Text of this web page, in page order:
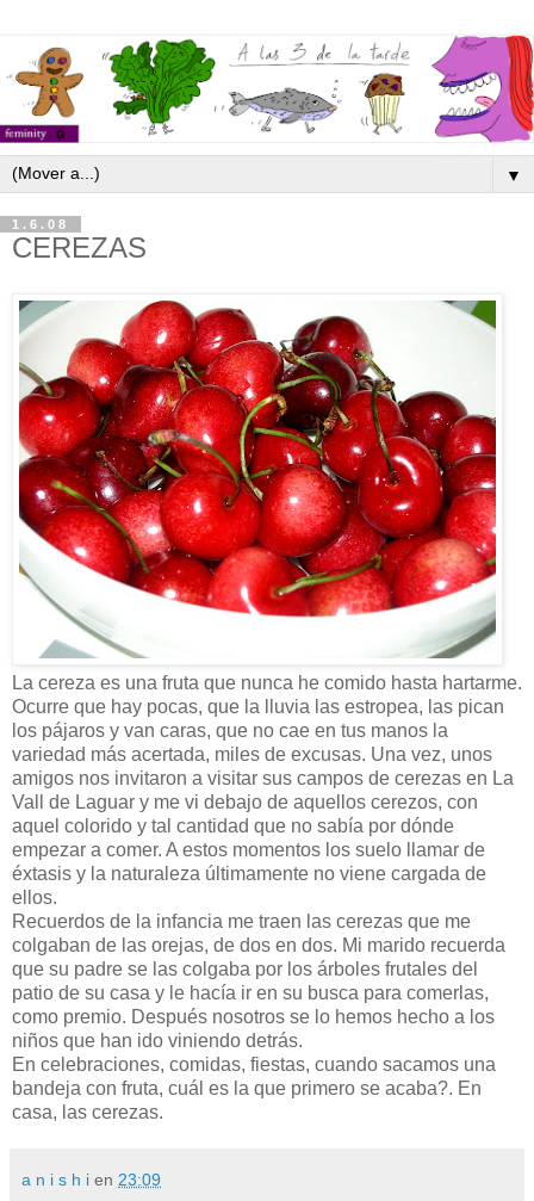
▼
1.6.08
CEREZAS
La cereza es una fruta que nunca he comido hasta hartarme.
Ocurre que hay pocas, que la lluvia las estropea, las pican
los pájaros y van caras, que no cae en tus manos la
variedad más acertada, miles de excusas. Una vez, unos
amigos nos invitaron a visitar sus campos de cerezas en La
Vall de Laguar y me vi debajo de aquellos cerezos, con
aquel colorido y tal cantidad que no sabía por dónde
empezar a comer. A estos momentos los suelo llamar de
éxtasis y la naturaleza últimamente no viene cargada de
ellos.
Recuerdos de la infancia me traen las cerezas que me
colgaban de las orejas, de dos en dos. Mi marido recuerda
que su padre se las colgaba por los árboles frutales del
patio de su casa y le hacía ir en su busca para comerlas,
como premio. Después nosotros se lo hemos hecho a los
niños que han ido viniendo detrás.
En celebraciones, comidas, fiestas, cuando sacamos una
bandeja con fruta, cuál es la que primero se acaba?. En
casa, las cerezas.
a n i s h i en 23:09